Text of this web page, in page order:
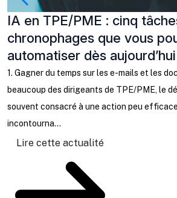
IA en TPE/PME : cinq
chronophages que vous
automatiser dès aujourd’hui
1. Gagner du temps sur les e-mails et les
beaucoup des dirigeants de TPE/PME, le
souvent consacré à une action peu
incontourna...
Lire cette actualité